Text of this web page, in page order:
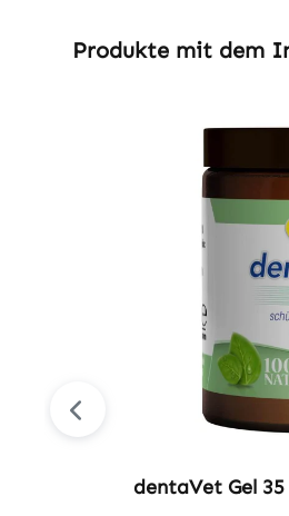
Produktgalerie
Produkte mit dem
dentaVet Gel